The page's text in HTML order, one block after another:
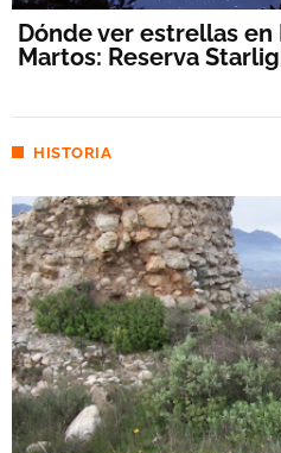
Dónde ver estrellas en
Martos: Reserva
HISTORIA